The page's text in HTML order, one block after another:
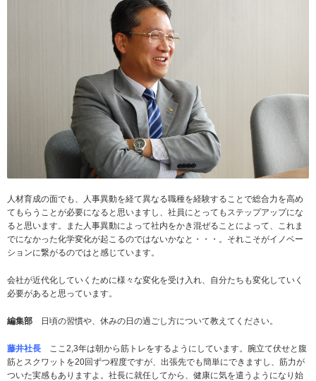
人材育成の面でも、人事異動を経て異なる職種を経験することで総合力を高め
てもらうことが必要になると思いますし、社員にとってもステップアップにな
ると思います。また人事異動によって社内をかき混ぜることによって、これま
でになかった化学変化が起こるのではないかなと・・・。それこそがイノベー
ションに繋がるのではと感じています。
会社が近代化していくために様々な変化を受け入れ、自分たちも変化していく
必要があると思っています。
編集部 日頃の習慣や、休みの日の過ごし方について教えてください。
藤井社長 ここ2,3年は朝から筋トレをするようにしています。腕立て伏せと腹
筋とスクワットを20回ずつ程度ですが、出張先でも簡単にできますし、筋力が
ついた実感もありますよ。社長に就任してから、健康に気を遣うようになり始